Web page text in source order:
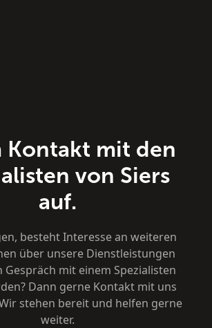
Kontakt mit den
von Siers
auf.
besteht Interesse an weiteren
über unsere Dienstleistungen
Gespräch mit einem Spezialisten
Dann gerne Kontakt mit uns
stehen bereit und helfen gerne
weiter.